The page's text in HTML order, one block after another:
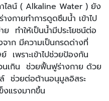
ลน์ ( Alkaline Water ) ยัง
งกายทำการดูดซึมน้ำ เข้าไป
ทำให้เป็นน้ำมีประโยชน์ต่อ
าก มีความเป็นกรดด่างที่
เพราะเข้าไปช่วยป้องกัน
นเกิน ช่วยฟื้นฟูร่างกาย ด้วย
ล์ ช่วยต่อต้านอนุมูลอิสระ
งแรงมากขึ้น